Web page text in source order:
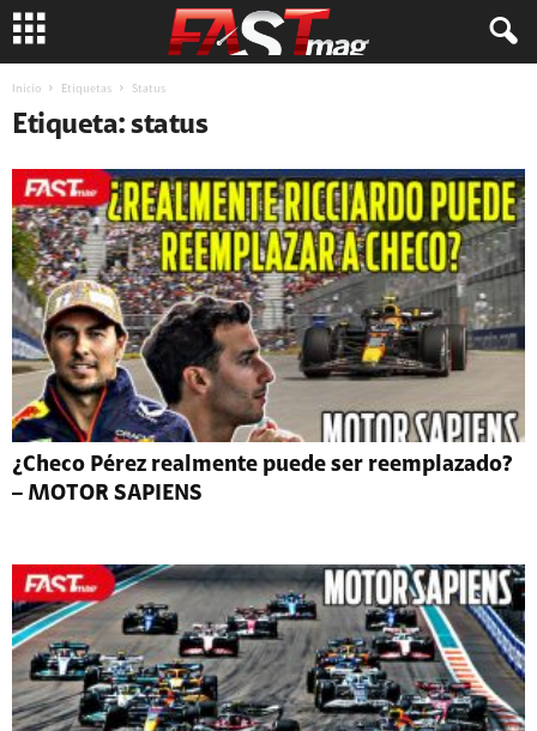
Inicio Etiquetas Status
Etiqueta: status
¿Checo Pérez realmente puede ser reemplazado?
– MOTOR SAPIENS